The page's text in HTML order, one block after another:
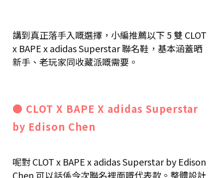
講到真正落手入嘅選擇，小編推薦以下 5 雙 CLOT
x BAPE x adidas Superstar 聯名鞋，基本涵蓋晒
新手、老玩家同收藏派嘅需要。
● CLOT X BAPE X adidas Superstar
by Edison Chen
呢對 CLOT x BAPE x adidas Superstar by Edison
Chen 可以話係今次聯名裡面嘅代表款。整體設計